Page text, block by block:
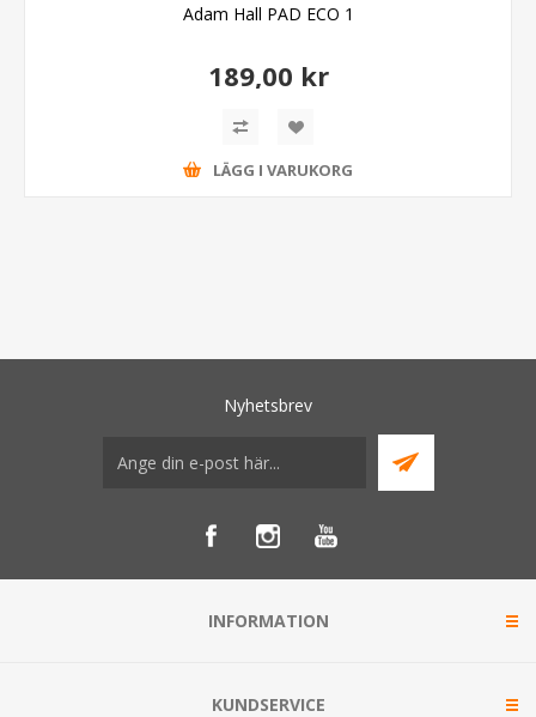
Adam Hall PAD ECO 1
189,00 kr
LÄGG I VARUKORG
Nyhetsbrev
INFORMATION
KUNDSERVICE